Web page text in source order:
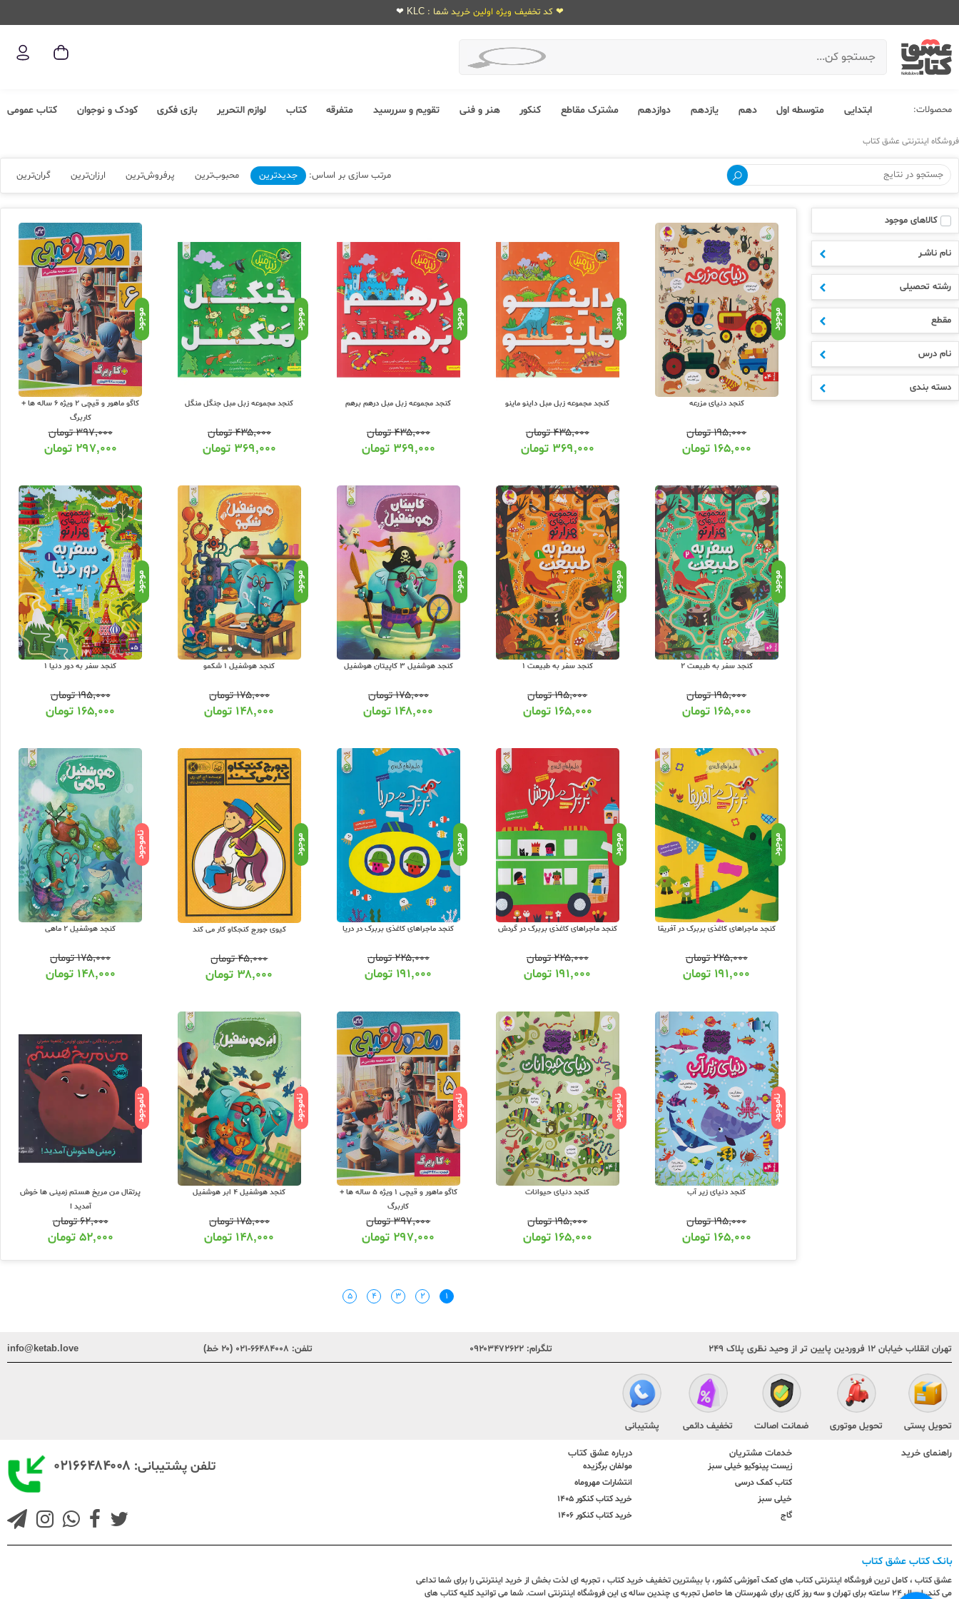
❤ کد تخفیف ویژه اولین خرید شما : KLC ❤
محصولات: ابتدایی متوسطه اول دهم یازدهم دوازدهم مشترک مقاطع کنکور هنر و فنی تقویم و سررسید متفرقه کتاب لوازم التحریر بازی فکری کودک و نوجوان کتاب عمومی
فروشگاه اینترنتی عشق کتاب
مرتب سازی بر اساس: جدیدترین محبوب‌ترین پرفروش‌ترین ارزان‌ترین گران‌ترین
کالاهای موجود
نام ناشـر
رشته تحصیلی
مقطع
نام درس
دسته بندی
موجود
کنجد دنیای مزرعه
۱۹۵,۰۰۰تومان
۱۶۵,۰۰۰ تومان
موجود
کنجد مجموعه زبل مبل داینو ماینو
۴۳۵,۰۰۰تومان
۳۶۹,۰۰۰ تومان
موجود
کنجد مجموعه زبل مبل درهم برهم
۴۳۵,۰۰۰تومان
۳۶۹,۰۰۰ تومان
موجود
کنجد مجموعه زبل مبل جنگل منگل
۴۳۵,۰۰۰تومان
۳۶۹,۰۰۰ تومان
موجود
کاگو ماهور و قیچی 2 ویژه 6 ساله ها +
کاربرگ
۳۹۷,۰۰۰تومان
۲۹۷,۰۰۰ تومان
موجود
کنجد سفر به طبیعت 2
۱۹۵,۰۰۰تومان
۱۶۵,۰۰۰ تومان
موجود
کنجد سفر به طبیعت 1
۱۹۵,۰۰۰تومان
۱۶۵,۰۰۰ تومان
موجود
کنجد هوشفیل 3 کاپیتان هوشفیل
۱۷۵,۰۰۰تومان
۱۴۸,۰۰۰ تومان
موجود
کنجد هوشفیل 1 شکمو
۱۷۵,۰۰۰تومان
۱۴۸,۰۰۰ تومان
موجود
کنجد سفر به دور دنیا 1
۱۹۵,۰۰۰تومان
۱۶۵,۰۰۰ تومان
موجود
کنجد ماجراهای کاغذی بربرک در آفریقا
۲۲۵,۰۰۰تومان
۱۹۱,۰۰۰ تومان
موجود
کنجد ماجراهای کاغذی بربرک در گردش
۲۲۵,۰۰۰تومان
۱۹۱,۰۰۰ تومان
موجود
کنجد ماجراهای کاغذی بربرک در دریا
۲۲۵,۰۰۰تومان
۱۹۱,۰۰۰ تومان
موجود
کیوی جورج کنجکاو کار می کند
۴۵,۰۰۰تومان
۳۸,۰۰۰ تومان
ناموجود
کنجد هوشفیل 2 ماهی
۱۷۵,۰۰۰تومان
۱۴۸,۰۰۰ تومان
ناموجود
کنجد دنیای زیر آب
۱۹۵,۰۰۰تومان
۱۶۵,۰۰۰ تومان
ناموجود
کنجد دنیای حیوانات
۱۹۵,۰۰۰تومان
۱۶۵,۰۰۰ تومان
ناموجود
کاگو ماهور و قیچی 1 ویژه 5 ساله ها +
کاربرگ
۳۹۷,۰۰۰تومان
۲۹۷,۰۰۰ تومان
ناموجود
کنجد هوشفیل 4 ابر هوشفیل
۱۷۵,۰۰۰تومان
۱۴۸,۰۰۰ تومان
ناموجود
پرتقال من مریخ هستم زمینی ها خوش
آمدید !
۶۲,۰۰۰تومان
۵۲,۰۰۰ تومان
۱ ۲ ۳ ۴ ۵
تهران انقلاب خیابان ۱۲ فروردین پایین تر از وحید نظری پلاک ۲۴۹ تلگرام: ۰۹۲۰۳۴۷۲۶۲۲ تلفن: ۶۶۴۸۴۰۰۸-۰۲۱ (۲۰ خط) info@ketab.love
تحویل پستی تحویل موتوری ضمانت اصالت تخفیف دائمی پشتیبانی
راهنمای خرید خدمات مشتریان
زیست پینوکیو خیلی سبز
کتاب کمک درسی
خیلی سبز
گاج
درباره عشق کتاب
مولفان برگزیده
انتشارات مهروماه
خرید کتاب کنکور 1405
خرید کتاب کنکور 1406
تلفن پشتیبانی: ۰۲۱۶۶۴۸۴۰۰۸
بانک کتاب عشق کتاب
عشق کتاب ، کامل ترین فروشگاه اینترنتی کتاب های کمک آموزشی کشور، با بیشترین تخفیف خرید کتاب ، تجربه ای لذت بخش از خرید اینترنتی را برای شما تداعی
می کند. ارسال ٢٤ ساعته برای تهران و سه روز کاری برای شهرستان ها حاصل تجربه ی چندین ساله ی این فروشگاه اینترنتی است. شما می توانید کلیه کتاب های